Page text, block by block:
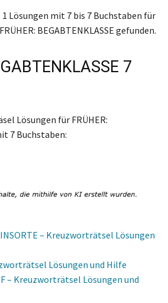
Lösungen mit 7 bis 7 Buchstaben für
BEGABTENKLASSE gefunden.
7
Lösungen für FRÜHER:
7 Buchstaben:
– Kreuzworträtsel Lösungen
Lösungen und Hilfe
– Kreuzworträtsel Lösungen und